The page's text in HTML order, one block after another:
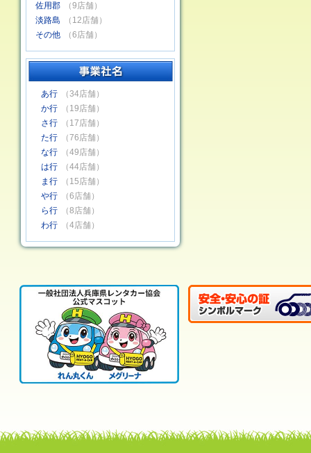
佐用郡
（9店舗）
淡路島
（12店舗）
その他
（6店舗）
あ行
（34店舗）
か行
（19店舗）
さ行
（17店舗）
た行
（76店舗）
な行
（49店舗）
は行
（44店舗）
ま行
（15店舗）
や行
（6店舗）
ら行
（8店舗）
わ行
（4店舗）